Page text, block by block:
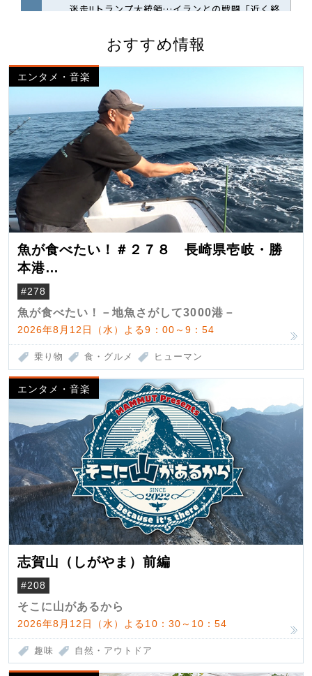
おすすめ情報
エンタメ・音楽
魚が食べたい！＃２７８ 長崎県壱岐・勝
本港
（クロマグロ）
#278
魚が食べたい！－地魚さがして3000港－
2026年8月12日（水）よる9：00～9：54
乗り物 食・グルメ ヒューマン
エンタメ・音楽
志賀山（しがやま）前編
#208
そこに山があるから
2026年8月12日（水）よる10：30～10：54
趣味 自然・アウトドア